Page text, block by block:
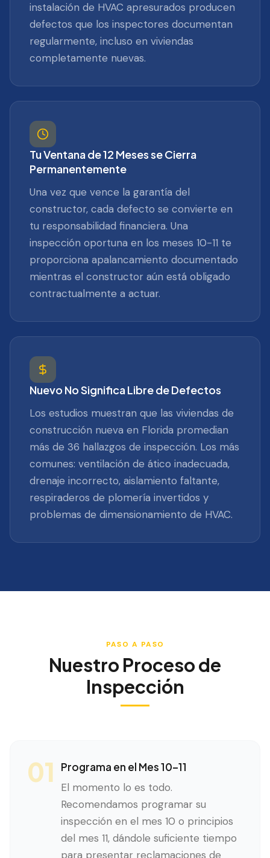
instalación de HVAC apresurados producen
defectos que los inspectores documentan
regularmente, incluso en viviendas
completamente nuevas.
Tu Ventana de 12 Meses se Cierra
Permanentemente
Una vez que vence la garantía del
constructor, cada defecto se convierte en
tu responsabilidad financiera. Una
inspección oportuna en los meses 10-11 te
proporciona apalancamiento documentado
mientras el constructor aún está obligado
contractualmente a actuar.
Nuevo No Significa Libre de Defectos
Los estudios muestran que las viviendas de
construcción nueva en Florida promedian
más de 36 hallazgos de inspección. Los más
comunes: ventilación de ático inadecuada,
drenaje incorrecto, aislamiento faltante,
respiraderos de plomería invertidos y
problemas de dimensionamiento de HVAC.
PASO A PASO
Nuestro Proceso de
Inspección
01
Programa en el Mes 10–11
El momento lo es todo.
Recomendamos programar su
inspección en el mes 10 o principios
del mes 11, dándole suficiente tiempo
para presentar reclamaciones de